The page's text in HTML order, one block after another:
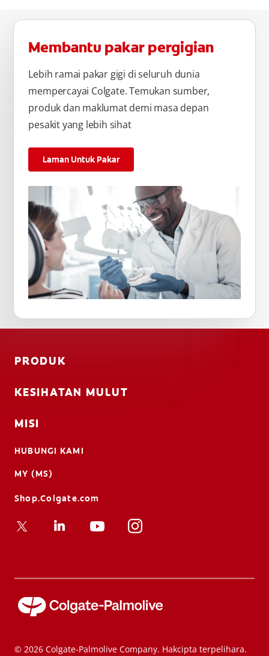
Membantu pakar pergigian
Lebih ramai pakar gigi di seluruh dunia
mempercayai Colgate. Temukan sumber,
produk dan maklumat demi masa depan
pesakit yang lebih sihat
Laman Untuk Pakar
PRODUK
KESIHATAN MULUT
MISI
HUBUNGI KAMI
MY (MS)
Shop.Colgate.com
© 2026 Colgate-Palmolive Company. Hakcipta terpelihara.